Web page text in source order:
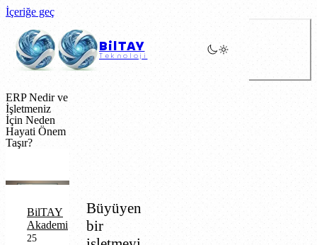
İçeriğe geç
BilTAY
Teknoloji
ERP Nedir ve
İşletmeniz
İçin Neden
Hayati Önem
Taşır?
BilTAY
Akademi
25
Büyüyen
bir